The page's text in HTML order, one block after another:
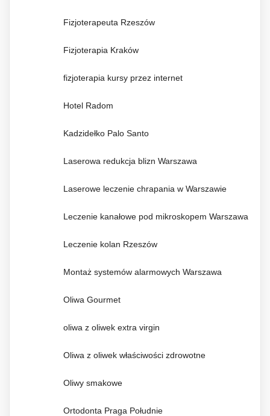
Fizjoterapeuta Rzeszów
Fizjoterapia Kraków
fizjoterapia kursy przez internet
Hotel Radom
Kadzidełko Palo Santo
Laserowa redukcja blizn Warszawa
Laserowe leczenie chrapania w Warszawie
Leczenie kanałowe pod mikroskopem Warszawa
Leczenie kolan Rzeszów
Montaż systemów alarmowych Warszawa
Oliwa Gourmet
oliwa z oliwek extra virgin
Oliwa z oliwek właściwości zdrowotne
Oliwy smakowe
Ortodonta Praga Południe